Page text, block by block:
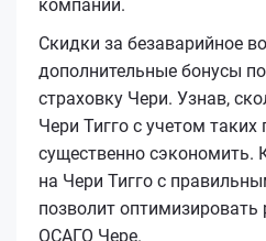
компании.
Скидки за безаварийное
дополнительные бонусы
страховку Чери. Узнав,
Чери Тигго с учетом
существенно сэкономить.
на Чери Тигго с
позволит оптимизировать
ОСАГО Черe.